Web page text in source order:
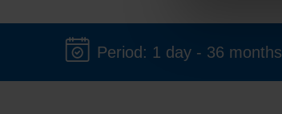
Period: 1 day - 36 months